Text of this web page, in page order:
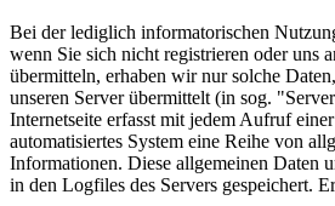
Bei der lediglich informatorischen
wenn Sie sich nicht registrieren oder uns
übermitteln, erhaben wir nur solche
unseren Server übermittelt (in sog.
Internetseite erfasst mit jedem Aufruf
automatisiertes System eine Reihe von
Informationen. Diese allgemeinen Daten
in den Logfiles des Servers gespeichert.